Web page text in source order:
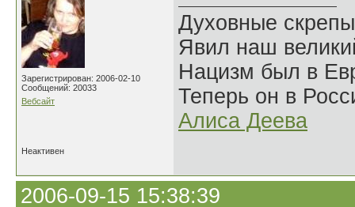
Зарегистрирован: 2006-02-10
Сообщений: 20033
Вебсайт
Духовные
Явил наш
Нацизм был в
Теперь он в
Алиса Деева
Неактивен
2006-09-15 15:38:39